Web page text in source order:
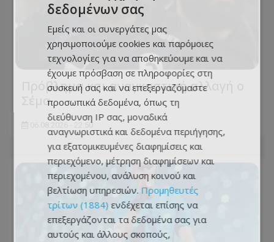
Πρόβλημα και αναγκαστική αλλαγή ο
Σέμα
06.08.2026 - 22:50
δεδομένων σας
Εμείς και οι συνεργάτες μας
χρησιμοποιούμε cookies και παρόμοιες
τεχνολογίες για να αποθηκεύουμε και να
έχουμε πρόσβαση σε πληροφορίες στη
συσκευή σας και να επεξεργαζόμαστε
προσωπικά δεδομένα, όπως τη
διεύθυνση IP σας, μοναδικά
αναγνωριστικά και δεδομένα περιήγησης,
για εξατομικευμένες διαφημίσεις και
περιεχόμενο, μέτρηση διαφημίσεων και
περιεχομένου, ανάλυση κοινού και
βελτίωση υπηρεσιών. Προμηθευτές
τρίτων (1884) ενδέχεται επίσης να
επεξεργάζονται τα δεδομένα σας για
αυτούς και άλλους σκοπούς,